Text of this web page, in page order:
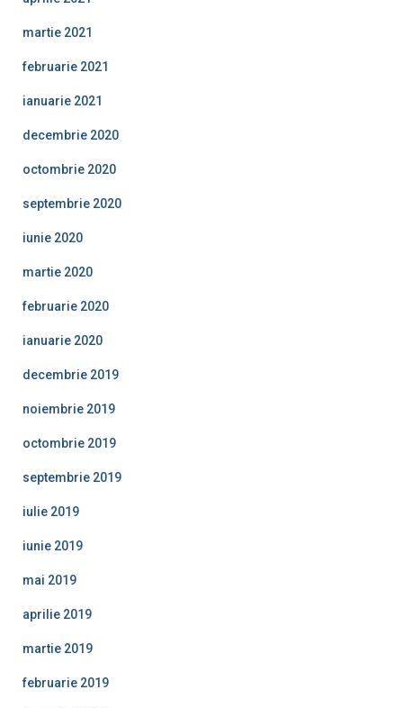
martie 2021
februarie 2021
ianuarie 2021
decembrie 2020
octombrie 2020
septembrie 2020
iunie 2020
martie 2020
februarie 2020
ianuarie 2020
decembrie 2019
noiembrie 2019
octombrie 2019
septembrie 2019
iulie 2019
iunie 2019
mai 2019
aprilie 2019
martie 2019
februarie 2019